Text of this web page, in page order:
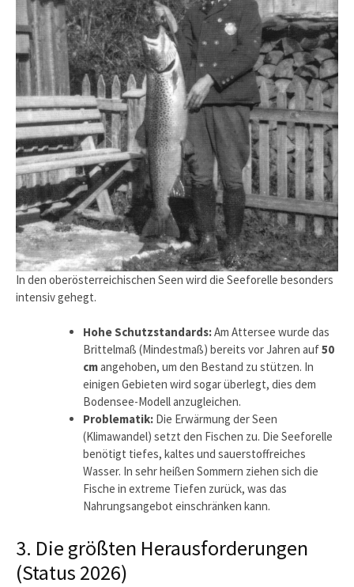
In den oberösterreichischen Seen wird die Seeforelle besonders
intensiv gehegt.
Hohe Schutzstandards:Am Attersee wurde das
Brittelmaß (Mindestmaß) bereits vor Jahren auf50
cmangehoben, um den Bestand zu stützen. In
einigen Gebieten wird sogar überlegt, dies dem
Bodensee-Modell anzugleichen.
Problematik: Die Erwärmung der Seen
(Klimawandel) setzt den Fischen zu. Die Seeforelle
benötigt tiefes, kaltes und sauerstoffreiches
Wasser. In sehr heißen Sommern ziehen sich die
Fische in extreme Tiefen zurück, was das
Nahrungsangebot einschränken kann.
3. Die größten Herausforderungen
(Status 2026)